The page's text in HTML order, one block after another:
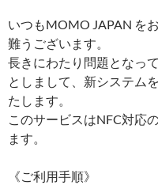
いつもMOMO JAPAN を
難うございます。
長きにわたり問題となっ
としまして、新システム
たします。
このサービスはNFC対応
ます。
《ご利用手順》